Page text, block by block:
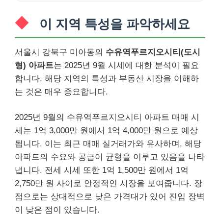
이 지역 특성을 파악하세요
서울시 강북구 미아동의 수유역푸르지오시티(도시
형) 아파트는 2025년 9월 시세에 대한 분석이 필요
합니다. 해당 지역의 특성과 부동산 시장을 이해하
는 것은 매우 중요합니다.
2025년 9월의 수유역푸르지오시티 아파트 매매 시
세는 1억 3,000만 원에서 1억 4,000만 원으로 예상
됩니다. 이는 최근 매매 실거래가와 유사하며, 해당
아파트의 수요와 공급이 균형을 이루고 있음을 나타
냅니다. 전세 시세 또한 1억 1,500만 원에서 1억
2,750만 원 사이로 안정적인 시장을 보여줍니다. 장
점으로는 상대적으로 낮은 가격대가 있어 진입 장벽
이 낮은 점이 있습니다.